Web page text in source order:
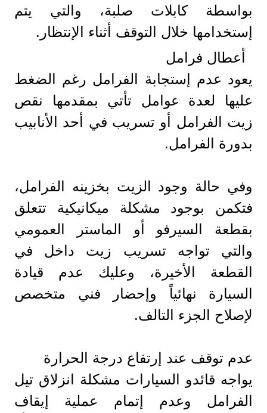
بواسطة كابلات صلبة، والتي يتم
إستخدامها خلال التوقف أثناء الإنتظار.
أعطال فرامل
يعود عدم إستجابة الفرامل رغم الضغط
عليها لعدة عوامل تأتي بمقدمها نقص
زيت الفرامل أو تسريب في أحد الأنابيب
بدورة الفرامل.
وفي حالة وجود الزيت بخزينه الفرامل،
فتكمن بوجود مشكلة ميكانيكية تتعلق
بقطعة السيرفو أو الماستر العمومي
والتي تواجه تسريب زيت داخل في
القطعة الأخيرة، وعليك عدم قيادة
السيارة نهائياً وإحضار فني متخصص
لإصلاح الجزء التالف.
عدم توقف عند إرتفاع درجة الحرارة
يواجه قائدو السيارات مشكلة انزلاق تيل
الفرامل وعدم إتمام عملية إيقاف